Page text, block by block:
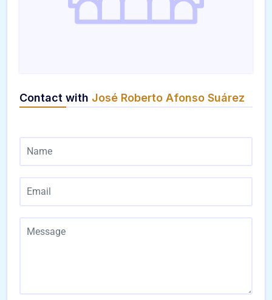
Contact with José Roberto Afonso Suárez